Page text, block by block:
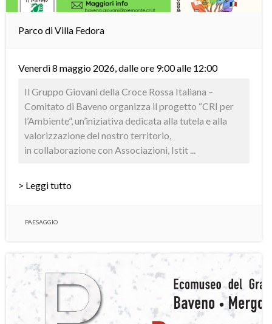
Parco di Villa Fedora
Venerdì 8 maggio 2026, dalle ore 9:00 alle 12:00
Il Gruppo Giovani della Croce Rossa Italiana –
Comitato di Baveno organizza il progetto “CRI per
l’Ambiente”, un’iniziativa dedicata alla tutela e alla
valorizzazione del nostro territorio,
in collaborazione con Associazioni, Istit ...
> Leggi tutto
PAESAGGIO